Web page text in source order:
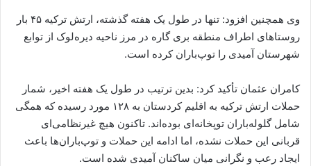
وی همچنین افزود: تنها در طول یک هفته گذشته، ارتش ترکیه ۴۵ بار
روستاهای اطراف منطقه بری گاره در مرز ناحیه دیره‌لوک از توابع
شهرستان آمیدی را توپ‌باران کرده است.
کامران عثمان تأکید کرد: بدین ترتیب در طول یک هفته اخیر، شمار
حملات ارتش ترکیه به اقلیم کردستان به ۱۲۸ مورد رسیده که همگی
شامل گلوله‌باران توپخانه‌ای بوده‌اند. تاکنون هیچ غیرنظامی‌ای
قربانی این حملات نشده، اما ادامه‌ این حملات و توپ‌باران‌ها باعث
ایجاد رعب و نگرانی میان ساکنان آمیدی شده است.